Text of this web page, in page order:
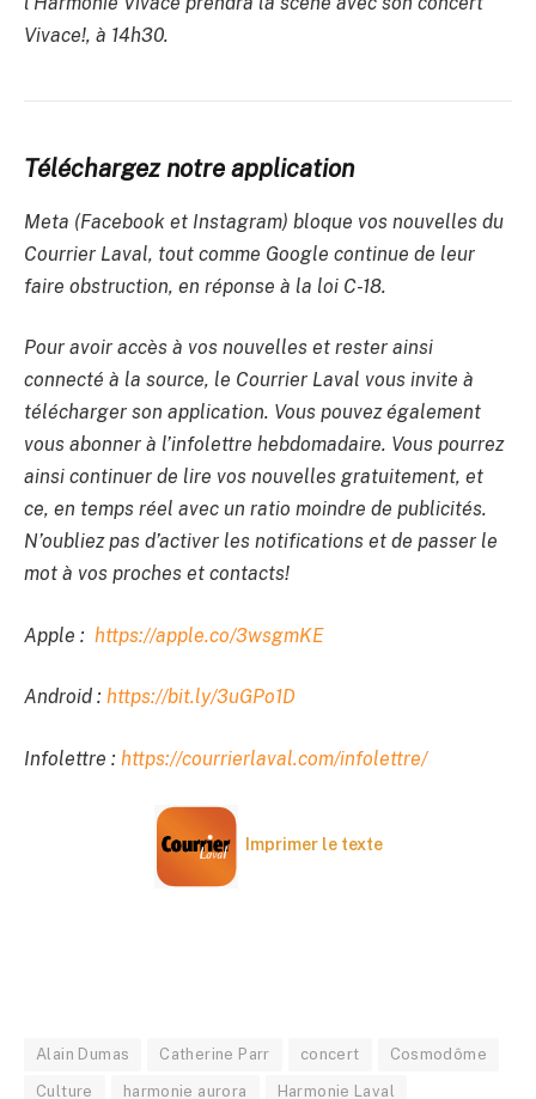
Vivace!, à 14h30.
Téléchargez notre application
Meta (Facebook et Instagram) bloque vos nouvelles du
Courrier Laval, tout comme Google continue de leur
faire obstruction, en réponse à la loi C-18.
Pour avoir accès à vos nouvelles et rester ainsi
connecté à la source, le Courrier Laval vous invite à
télécharger son application. Vous pouvez également
vous abonner à l’infolettre hebdomadaire. Vous pourrez
ainsi continuer de lire vos nouvelles gratuitement, et
ce, en temps réel avec un ratio moindre de publicités.
N’oubliez pas d’activer les notifications et de passer le
mot à vos proches et contacts!
Apple : https://apple.co/3wsgmKE
Android : https://bit.ly/3uGPo1D
Infolettre : https://courrierlaval.com/infolettre/
Imprimer le texte
Alain Dumas Catherine Parr concert Cosmodôme
Culture harmonie aurora Harmonie Laval